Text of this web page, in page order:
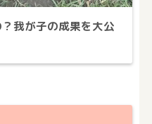
我が子の成果を大公